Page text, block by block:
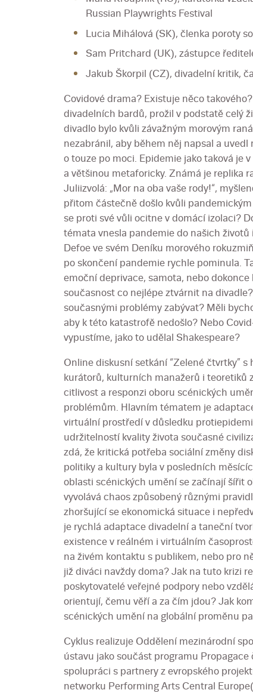
Russian Playwrights Festival
Lucia Mihálová (SK), členka poroty
Sam Pritchard (UK), zástupce
Jakub Škorpil (CZ), divadelní kritik,
Covidové drama? Existuje něco
divadelních bardů, prožil v podstatě celý
divadlo bylo kvůli závažným morovým
nezabránil, aby během něj napsal a
o touze po moci. Epidemie jako taková je
a většinou metaforicky. Známá je replika
Juliizvolá: „Mor na oba vaše rody!“,
přitom částečně došlo kvůli
se proti své vůli ocitne v domácí izolaci?
témata vnesla pandemie do našich
Defoe ve svém Deníku morového
po skončení pandemie rychle pominula.
emoční deprivace, samota, nebo
současnost co nejlépe ztvárnit na
současnými problémy zabývat? Měli
aby k této katastrofě nedošlo? Nebo
vypustíme, jako to udělal Shakespeare?
Online diskusní setkání “Zelené čtvrtky”
kurátorů, kulturních manažerů i teoretiků
citlivost a responzi oboru scénických
problémům. Hlavním tématem je
virtuální prostředí v důsledku
udržitelností kvality života současné
zdá, že kritická potřeba sociální změny
politiky a kultury byla v posledních
oblasti scénických umění se začínají šířit
vyvolává chaos způsobený různými
zhoršující se ekonomická situace i
je rychlá adaptace divadelní a taneční
existence v reálném i virtuálním
na živém kontaktu s publikem, nebo pro
již diváci navždy doma? Jak na tuto krizi
poskytovatelé veřejné podpory nebo
orientují, čemu věří a za čím jdou? Jak
scénických umění na globální proměnu
Cyklus realizuje Oddělení mezinárodní
ústavu jako součást programu
spolupráci s partnery z evropského
networku Performing Arts Central